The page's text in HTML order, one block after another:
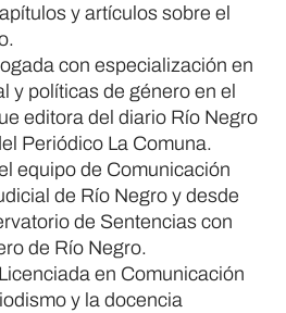
y artículos sobre el
con especialización en
y políticas de género en el
editora del diario Río Negro
Periódico La Comuna.
equipo de Comunicación
de Río Negro y desde
de Sentencias con
de Río Negro.
en Comunicación
y la docencia